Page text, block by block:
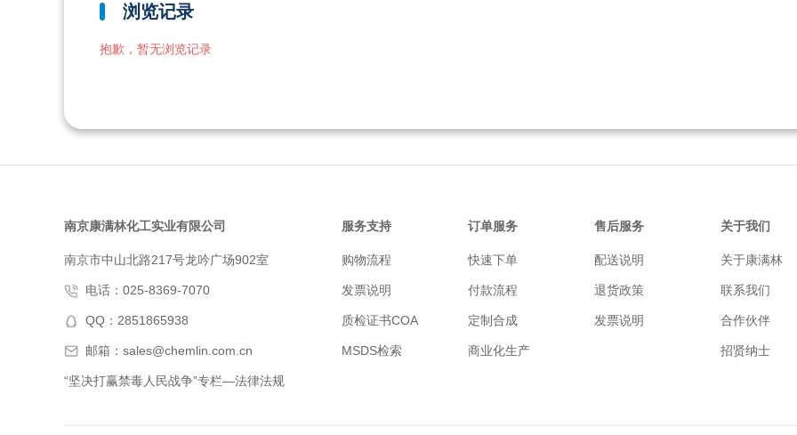
浏览记录
抱歉，暂无浏览记录
南京康满林化工实业有限公司
南京市中山北路217号龙吟广场902室
电话：025-8369-7070
QQ：2851865938
邮箱：sales@chemlin.com.cn
“坚决打赢禁毒人民战争”专栏—法律法规
服务支持
购物流程
发票说明
质检证书COA
MSDS检索
订单服务
快速下单
付款流程
定制合成
商业化生产
售后服务
配送说明
退货政策
发票说明
关于我们
关于康满林
联系我们
合作伙伴
招贤纳士